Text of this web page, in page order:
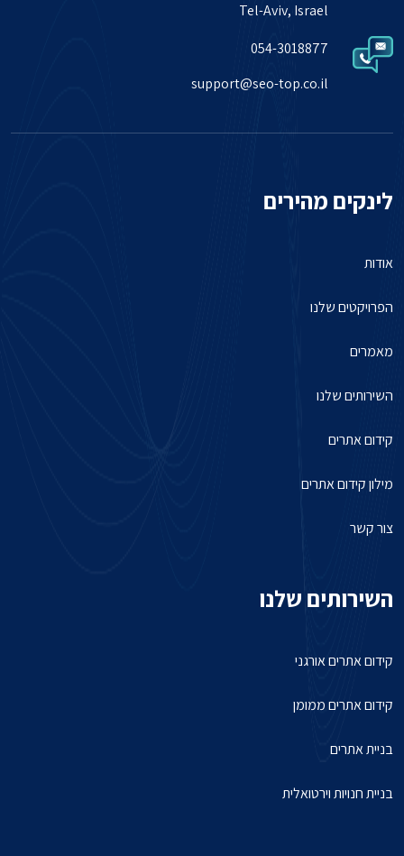
Tel-Aviv, Israel
054-3018877
support@seo-top.co.il
לינקים מהירים
אודות
הפרויקטים שלנו
מאמרים
השירותים שלנו
קידום אתרים
מילון קידום אתרים
צור קשר
השירותים שלנו
קידום אתרים אורגני
קידום אתרים ממומן
בניית אתרים
בניית חנויות וירטואלית